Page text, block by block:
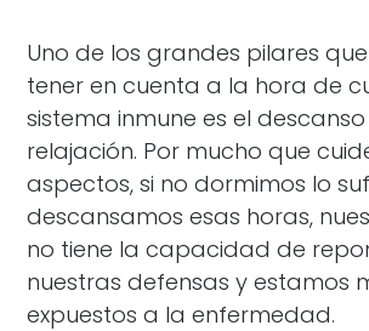
Uno de los grandes pilares
tener en cuenta a la hora de
sistema inmune es el
relajación. Por mucho que
aspectos, si no dormimos lo
descansamos esas horas,
no tiene la capacidad de
nuestras defensas y estamos
expuestos a la enfermedad.